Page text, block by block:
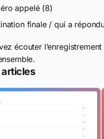
appelé (8)
finale / qui a
écouter
articles